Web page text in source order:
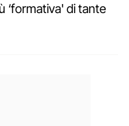
‘formativa' di tante